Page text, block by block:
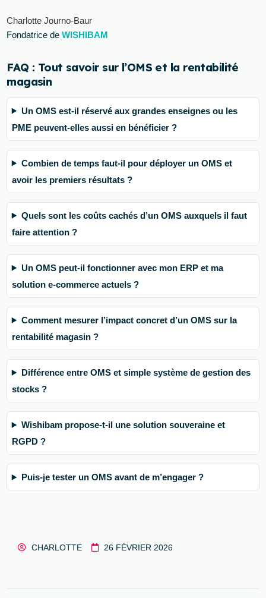
Charlotte Journo-Baur
Fondatrice deWISHIBAM
FAQ : Tout savoir sur l’OMS et la rentabilité
magasin
Un OMS est-il réservé aux grandes enseignes ou les
PME peuvent-elles aussi en bénéficier ?
Combien de temps faut-il pour déployer un OMS et
avoir les premiers résultats ?
Quels sont les coûts cachés d’un OMS auxquels il faut
faire attention ?
Un OMS peut-il fonctionner avec mon ERP et ma
solution e-commerce actuels ?
Comment mesurer l’impact concret d’un OMS sur la
rentabilité magasin ?
Différence entre OMS et simple système de gestion des
stocks ?
Wishibam propose-t-il une solution souveraine et
RGPD ?
Puis-je tester un OMS avant de m’engager ?
CHARLOTTE 26 FÉVRIER 2026